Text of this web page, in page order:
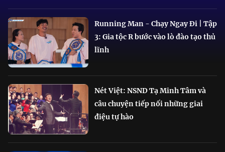
Running Man - Chạy Ngay Đi | Tập
3: Gia tộc R bước vào lò đào tạo thủ
lĩnh
Nét Việt: NSND Tạ Minh Tâm và
câu chuyện tiếp nối những giai
điệu tự hào